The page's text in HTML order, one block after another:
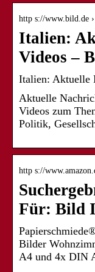
http s://www.bild.de
Italien:
Videos –
Italien: Aktuelle
Aktuelle
Videos zum
Politik,
http s://
Für: Bild
Bilder
A4 und 4x DIN